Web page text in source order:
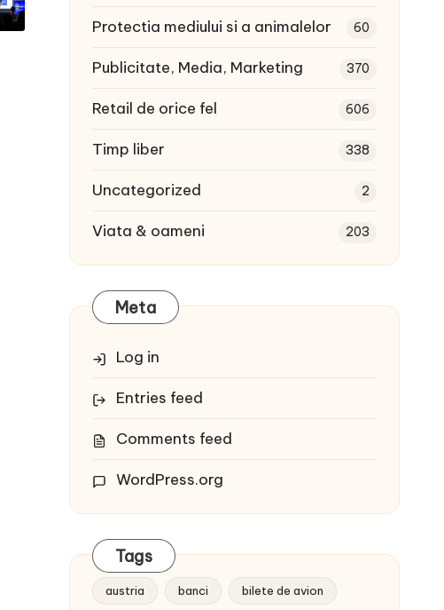
Protectia mediului si a animalelor 60
Publicitate, Media, Marketing 370
Retail de orice fel 606
Timp liber 338
Uncategorized 2
Viata & oameni 203
Meta
Log in
Entries feed
Comments feed
WordPress.org
Tags
austria banci bilete de avion